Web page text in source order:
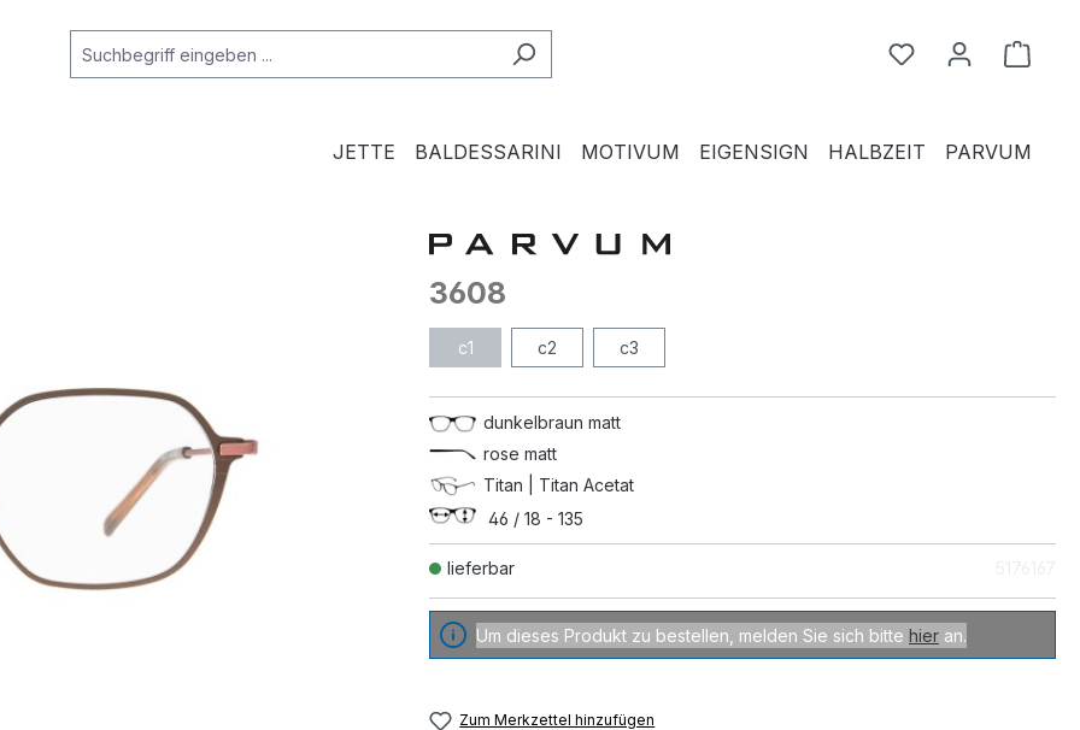
Du hast 0
JETTE BALDESSARINI MOTIVUM EIGENSIGN HALBZEIT PARVUM
lieferbar
3608
c1 c2 c3
dunkelbraun matt
rose matt
Titan | Titan Acetat
46 / 18 - 135
Um dieses Produkt zu bestellen, melden Sie sich bitte hier an.
Zum Merkzettel hinzufügen